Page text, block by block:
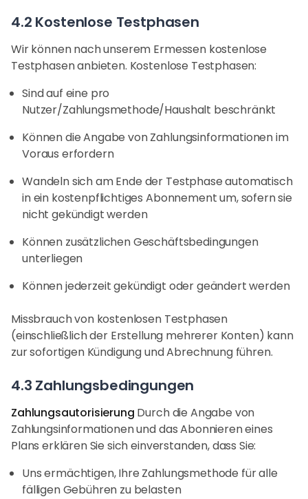
4.2 Kostenlose Testphasen
Wir können nach unserem Ermessen kostenlose
Testphasen anbieten. Kostenlose Testphasen:
Sind auf eine pro
Nutzer/Zahlungsmethode/Haushalt beschränkt
Können die Angabe von Zahlungsinformationen im
Voraus erfordern
Wandeln sich am Ende der Testphase automatisch
in ein kostenpflichtiges Abonnement um, sofern sie
nicht gekündigt werden
Können zusätzlichen Geschäftsbedingungen
unterliegen
Können jederzeit gekündigt oder geändert werden
Missbrauch von kostenlosen Testphasen
(einschließlich der Erstellung mehrerer Konten) kann
zur sofortigen Kündigung und Abrechnung führen.
4.3 Zahlungsbedingungen
Zahlungsautorisierung Durch die Angabe von
Zahlungsinformationen und das Abonnieren eines
Plans erklären Sie sich einverstanden, dass Sie:
Uns ermächtigen, Ihre Zahlungsmethode für alle
fälligen Gebühren zu belasten